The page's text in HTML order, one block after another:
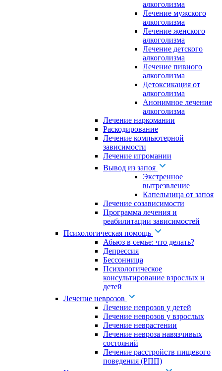
алкоголизма
Лечение мужского
алкоголизма
Лечение женского
алкоголизма
Лечение детского
алкоголизма
Лечение пивного
алкоголизма
Детоксикация от
алкоголизма
Анонимное лечение
алкоголизма
Лечение наркомании
Раскодирование
Лечение компьютерной
зависимости
Лечение игромании
Вывод из запоя
Экстренное
вытрезвление
Капельница от запоя
Лечение созависимости
Программа лечения и
реабилитации зависимостей
Психологическая помощь
Абьюз в семье: что делать?
Депрессия
Бессонница
Психологическое
консультирование взрослых и
детей
Лечение неврозов
Лечение неврозов у детей
Лечение неврозов у взрослых
Лечение неврастении
Лечение невроза навязчивых
состояний
Лечение расстройств пищевого
поведения (РПП)